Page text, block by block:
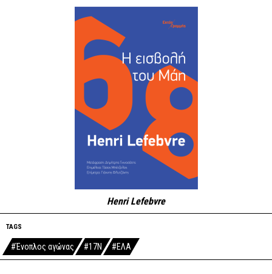
Henri Lefebvre
TAGS
#Ένοπλος αγώνας #17Ν #ΕΛΑ